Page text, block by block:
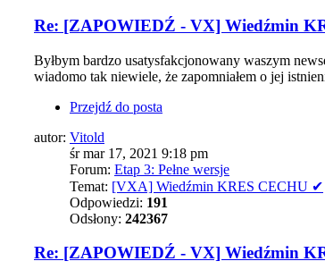
Re: [ZAPOWIEDŹ - VX] Wiedźmin
Byłbym bardzo usatysfakcjonowany waszym
wiadomo tak niewiele, że zapomniałem o jej
Przejdź do posta
autor: Vitold
śr mar 17, 2021 9:18 pm
Forum: Etap 3: Pełne wersje
Temat: [VXA] Wiedźmin KRES CECHU ✔
Odpowiedzi: 191
Odsłony: 242367
Re: [ZAPOWIEDŹ - VX] Wiedźmin